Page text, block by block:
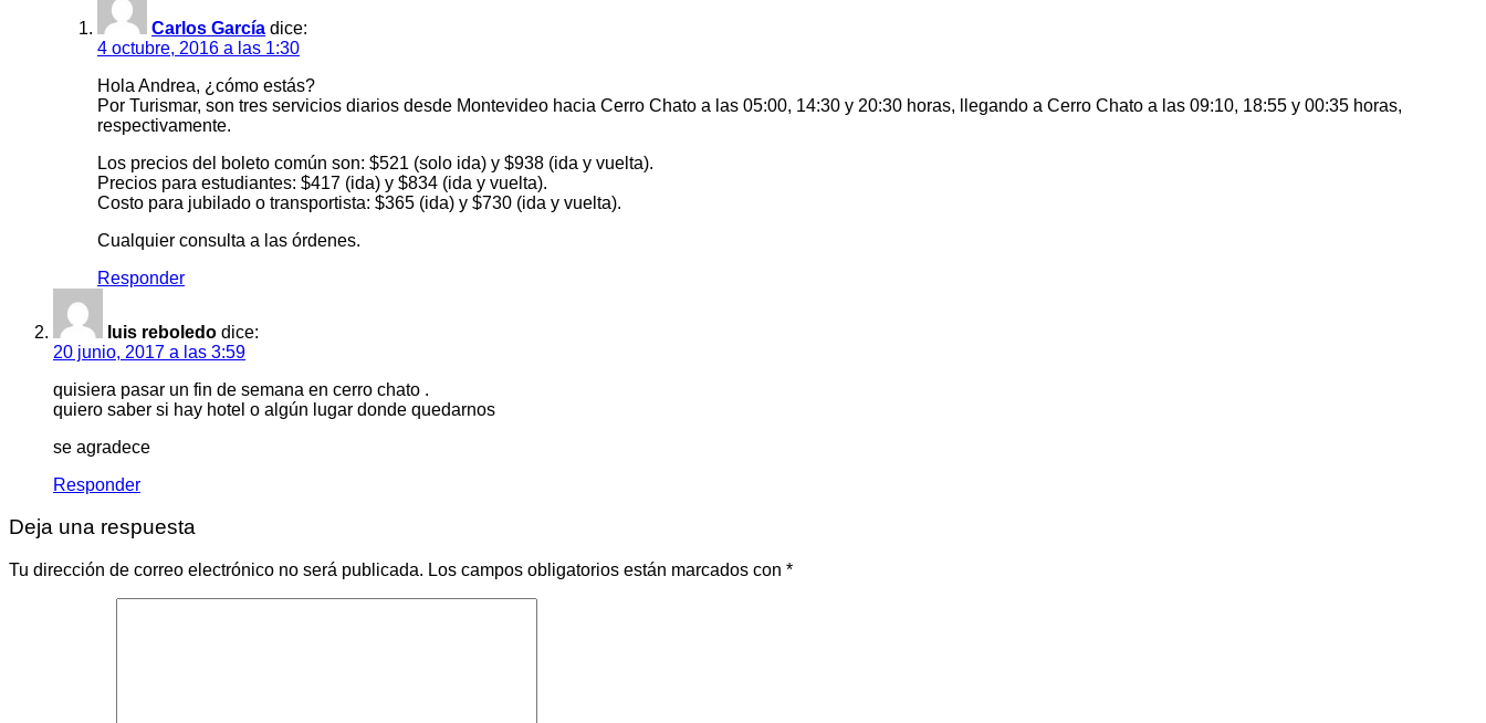
Carlos García dice:
4 octubre, 2016 a las 1:30
Hola Andrea, ¿cómo estás?
Por Turismar, son tres servicios diarios desde Montevideo hacia Cerro Chato a las 05:00, 14:30 y 20:30 horas, llegando a Cerro Chato a las 09:10, 18:55 y 00:35 horas,
respectivamente.
Los precios del boleto común son: $521 (solo ida) y $938 (ida y vuelta).
Precios para estudiantes: $417 (ida) y $834 (ida y vuelta).
Costo para jubilado o transportista: $365 (ida) y $730 (ida y vuelta).
Cualquier consulta a las órdenes.
Responder
luis reboledo dice:
20 junio, 2017 a las 3:59
quisiera pasar un fin de semana en cerro chato .
quiero saber si hay hotel o algún lugar donde quedarnos
se agradece
Responder
Deja una respuesta
Tu dirección de correo electrónico no será publicada. Los campos obligatorios están marcados con *